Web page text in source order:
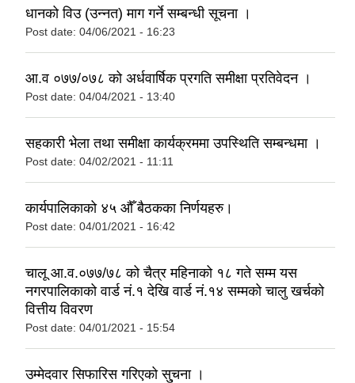
धानको विउ (उन्नत) माग गर्ने सम्बन्धी सूचना ।
Post date: 04/06/2021 - 16:23
आ.व ०७७/०७८ को अर्धवार्षिक प्रगति समीक्षा प्रतिवेदन ।
Post date: 04/04/2021 - 13:40
सहकारी भेला तथा समीक्षा कार्यक्रममा उपस्थिति सम्बन्धमा ।
Post date: 04/02/2021 - 11:11
कार्यपालिकाको ४५ औँ बैठकका निर्णयहरु।
Post date: 04/01/2021 - 16:42
चालू आ.व.०७७/७८ को चैत्र महिनाको १८ गते सम्म यस
नगरपालिकाको वार्ड नं.१ देखि वार्ड नं.१४ सम्मको चालु खर्चको
वित्तीय विवरण
Post date: 04/01/2021 - 15:54
उम्मेदवार सिफारिस गरिएको सु्चना ।